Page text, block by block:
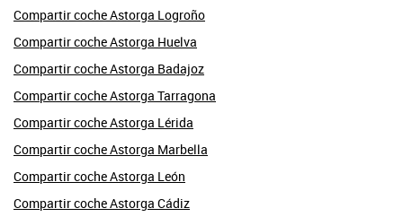
Compartir coche Astorga Logroño
Compartir coche Astorga Huelva
Compartir coche Astorga Badajoz
Compartir coche Astorga Tarragona
Compartir coche Astorga Lérida
Compartir coche Astorga Marbella
Compartir coche Astorga León
Compartir coche Astorga Cádiz